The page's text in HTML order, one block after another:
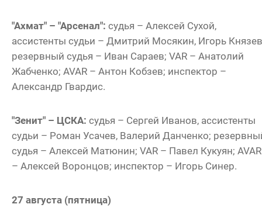
"Ахмат" – "Арсенал": судья – Алексей Сухой,
ассистенты судьи – Дмитрий Мосякин, Игорь
резервный судья – Иван Сараев; VAR – Анатолий
Жабченко; AVAR – Антон Кобзев; инспектор –
Александр Гвардис.
"Зенит" – ЦСКА: судья – Сергей Иванов, ассистенты
судьи – Роман Усачев, Валерий Данченко;
судья – Алексей Матюнин; VAR – Павел Кукуян; AVAR
– Алексей Воронцов; инспектор – Игорь Синер.
27 августа (пятница)